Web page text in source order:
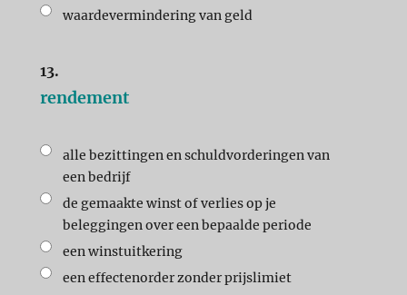
waardevermindering van geld
13.
rendement
alle bezittingen en schuldvorderingen van
een bedrijf
de gemaakte winst of verlies op je
beleggingen over een bepaalde periode
een winstuitkering
een effectenorder zonder prijslimiet